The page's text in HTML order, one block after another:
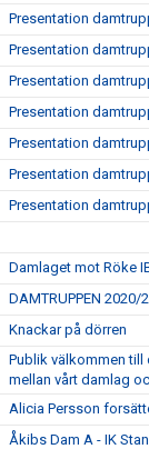
Presentation
Presentation
Presentation
Presentation
Presentation
Presentation
Presentation
Damlaget mot Röke
DAMTRUPPEN 2020/
Knackar på dörren
Publik välkommen
mellan vårt damlag
Alicia Persson
Åkibs Dam A - IK